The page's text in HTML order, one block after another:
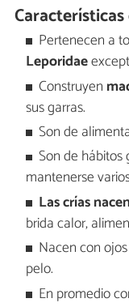
Pertenecen a
Leporidae
Construyen
sus garras.
Son de
Son de hábitos
mantenerse
Las crías
brida calor,
Nacen con
pelo.
En promedio